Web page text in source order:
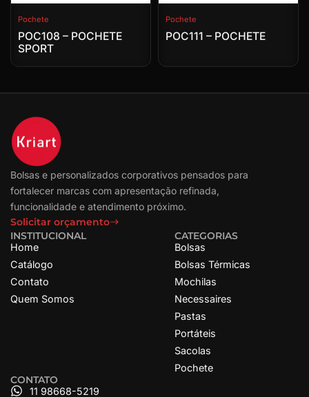
Pochete
POC108 – POCHETE
SPORT
Pochete
POC111 – POCHETE
Bolsas e personalizados corporativos pensados para
fortalecer marcas com apresentação refinada,
funcionalidade e atendimento próximo.
Solicitar orçamento
INSTITUCIONAL
Home
Catálogo
Contato
Quem Somos
CATEGORIAS
Bolsas
Bolsas Térmicas
Mochilas
Necessaires
Pastas
Portáteis
Sacolas
Pochete
CONTATO
11 98668-5219